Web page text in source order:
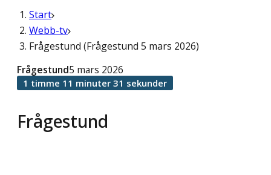
Start
Webb-tv
Frågestund (Frågestund 5 mars 2026)
Frågestund
Frågestund5 mars 2026
1 timme 11 minuter 31 sekunder